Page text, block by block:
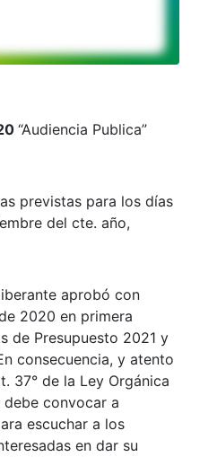
“Audiencia Publica”
previstas para los días
del cte. año,
aprobó con
2020 en primera
de Presupuesto 2021 y
consecuencia, y atento
37° de la Ley Orgánica
debe convocar a
escuchar a los
en dar su